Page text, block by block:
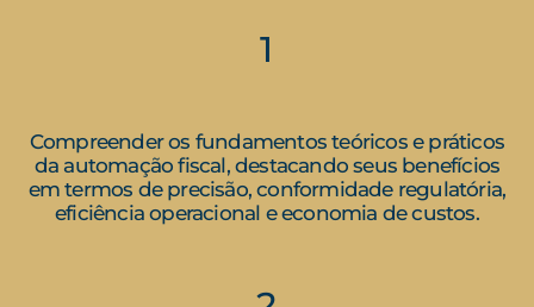
1
Compreender os fundamentos teóricos e práticos
da automação fiscal, destacando seus benefícios
em termos de precisão, conformidade regulatória,
eficiência operacional e economia de custos.